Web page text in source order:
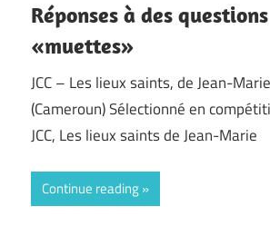
Réponses à des questions
«muettes»
JCC – Les lieux saints, de Jean-
(Cameroun) Sélectionné en
JCC, Les lieux saints de Jean-Marie
Continue reading